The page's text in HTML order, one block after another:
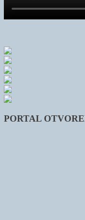
PORTAL